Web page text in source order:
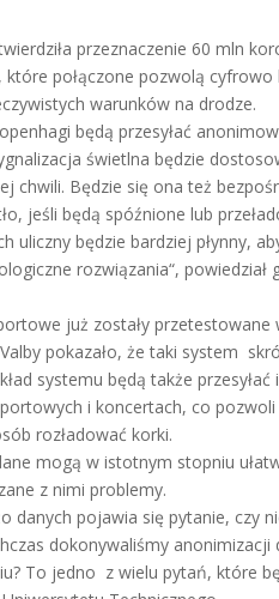
przeznaczenie 60 mln
połączone pozwolą
warunków na drodze.
będą przesyłać
świetlna będzie
chwili. Będzie się ona też
jeśli będą spóźnione lub
uliczny będzie bardziej płynny,
rozwiązania“,
już zostały
pokazało, że taki system
systemu będą także
i koncertach, co pozwoli
rozładować korki.
mogą w istotnym stopniu
z nimi problemy.
danych pojawia się pytanie, czy
dokonywaliśmy
To jedno z wielu pytań, które